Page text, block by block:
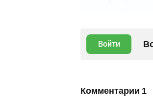
Войти
Комментарии 1